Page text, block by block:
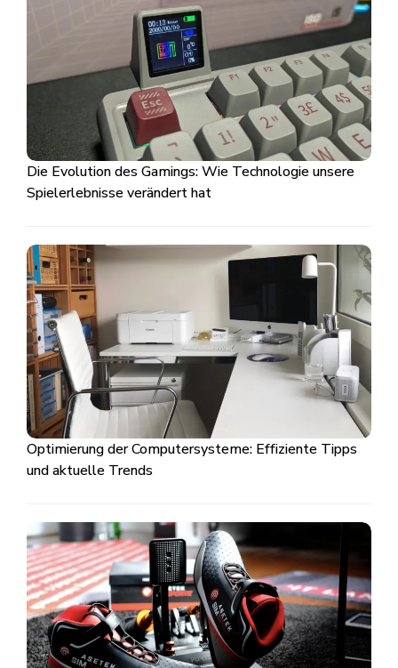
Die Evolution des Gamings: Wie Technologie unsere
Spielerlebnisse verändert hat
Optimierung der Computersysteme: Effiziente Tipps
und aktuelle Trends